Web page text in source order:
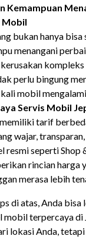
Kemampuan
Mobil
bukan hanya bisa
menangani
kompleks
perlu bingung
mobil
Servis Mobil
tarif
wajar,
resmi seperti Shop
rincian harga
merasa lebih
di atas, Anda bisa
mobil terpercaya di
lokasi Anda,